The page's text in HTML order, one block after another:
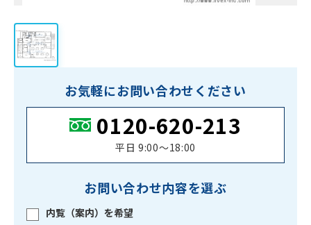
お気軽にお問い合わせください
0120-620-213
平日 9:00〜18:00
お問い合わせ内容を選ぶ
内覧（案内）を希望